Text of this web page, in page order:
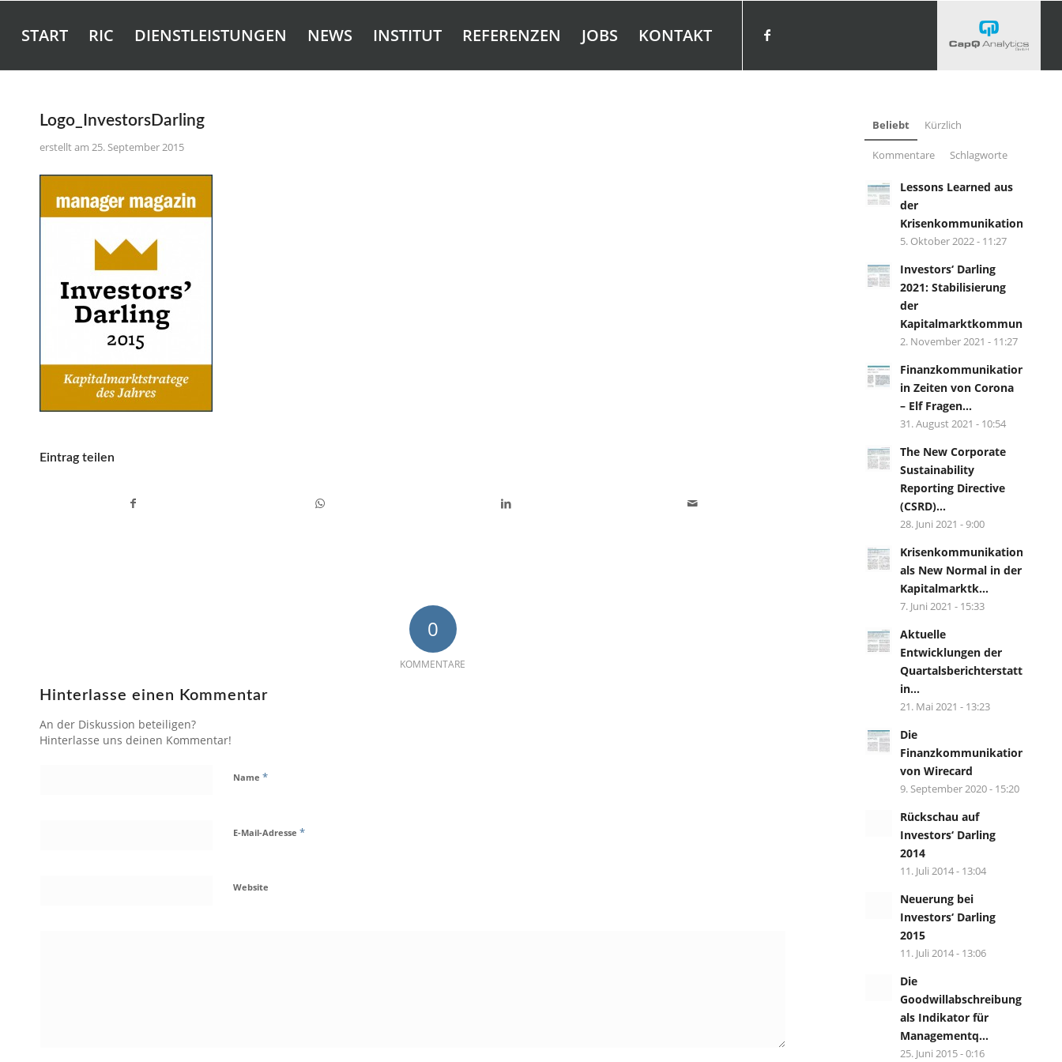
START RIC DIENSTLEISTUNGEN NEWS INSTITUT REFERENZEN JOBS KONTAKT
Logo_InvestorsDarling
25. September 2015
Eintrag teilen
0
KOMMENTARE
Hinterlasse einen Kommentar
An der Diskussion beteiligen?
Hinterlasse uns deinen Kommentar!
Name *
E-Mail-Adresse *
Website
Beliebt Kürzlich
Kommentare Schlagworte
Lessons Learned aus
der
Krisenkommunikation?
5. Oktober 2022 - 11:27
Investors‘ Darling
2021: Stabilisierung
der
2. November 2021 - 11:27
Finanzkommunikation
in Zeiten von Corona
– Elf Fragen...
31. August 2021 - 10:54
The New Corporate
Sustainability
Reporting Directive
(CSRD)...
28. Juni 2021 - 9:00
Krisenkommunikation
als New Normal in der
Kapitalmarktk...
7. Juni 2021 - 15:33
Aktuelle
Entwicklungen der
Quartalsberichterstattung
in...
21. Mai 2021 - 13:23
Die
Finanzkommunikation
von Wirecard
9. September 2020 - 15:20
Rückschau auf
Investors‘ Darling
2014
11. Juli 2014 - 13:04
Neuerung bei
Investors‘ Darling
2015
11. Juli 2014 - 13:06
Die
Goodwillabschreibung
als Indikator für
Managementq...
25. Juni 2015 - 0:16